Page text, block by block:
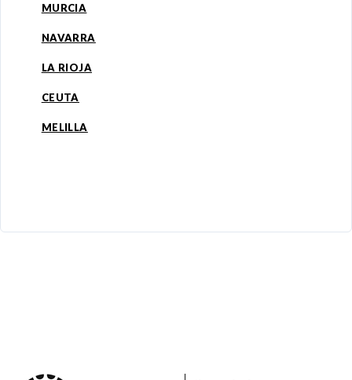
MURCIA
NAVARRA
LA RIOJA
CEUTA
MELILLA